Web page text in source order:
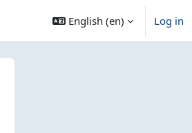
English ‎(en)‎ Log in